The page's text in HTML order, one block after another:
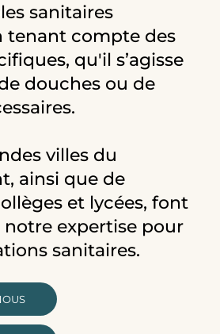
sanitaires
tenant compte des
qu'il s’agisse
douches ou de
villes du
ainsi que de
et lycées, font
notre expertise pour
sanitaires.